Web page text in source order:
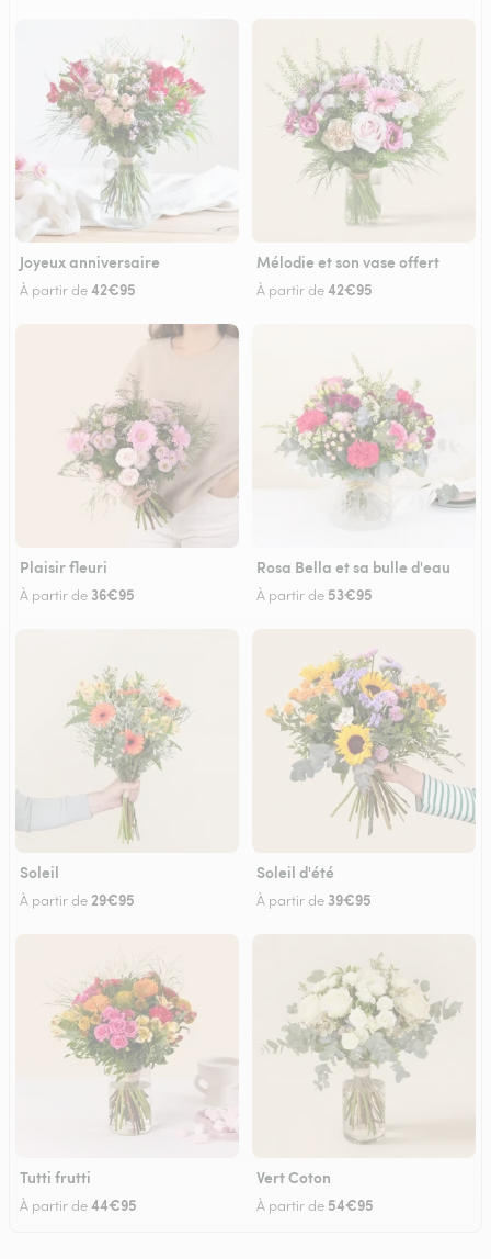
Joyeux anniversaire
À partir de42€95
Mélodie et son vase offert
À partir de42€95
Plaisir fleuri
À partir de 36€95
Rosa Bella et sa bulle d'eau
À partir de 53€95
Soleil
À partir de 29€95
Soleil d'été
À partir de 39€95
Tutti frutti
À partir de44€95
Vert Coton
À partir de 54€95